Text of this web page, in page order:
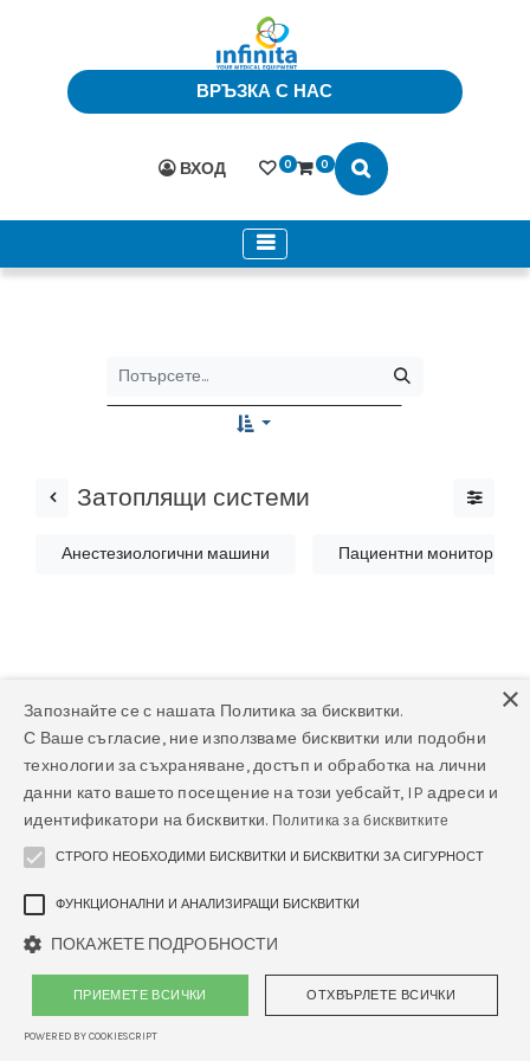
ВРЪЗКА С НАС
ВХОД 0 0
Затоплящи системи
Анестезиологични машини Пациентни монитори и
Няма намерени продукти
Няма намерени продукти в тази категория.
×
Запознайте се с нашата Политика за бисквитки.
С Ваше съгласие, ние използваме бисквитки или подобни
технологии за съхраняване, достъп и обработка на лични
данни като вашето посещение на този уебсайт, IP адреси и
идентификатори на бисквитки. Политика за бисквитките
СТРОГО НЕОБХОДИМИ БИСКВИТКИ И БИСКВИТКИ ЗА СИГУРНОСТ
ФУНКЦИОНАЛНИ И АНАЛИЗИРАЩИ БИСКВИТКИ
ПОКАЖЕТЕ ПОДРОБНОСТИ
ПРИЕМЕТЕ ВСИЧКИ ОТХВЪРЛЕТЕ ВСИЧКИ
POWERED BY COOKIESCRIPT